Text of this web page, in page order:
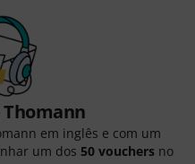
em inglês e com um
um dos 50 vouchers no